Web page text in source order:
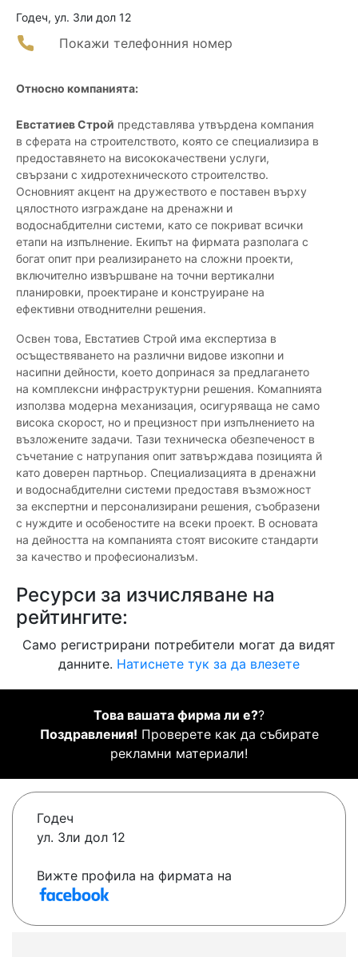
Годеч, ул. Зли дол 12
Покажи телефонния номер
Относно компанията:
Евстатиев Строй представлява утвърдена компания
в сферата на строителството, която се специализира в
предоставянето на висококачествени услуги,
свързани с хидротехническото строителство.
Основният акцент на дружеството е поставен върху
цялостното изграждане на дренажни и
водоснабдителни системи, като се покриват всички
етапи на изпълнение. Екипът на фирмата разполага с
богат опит при реализирането на сложни проекти,
включително извършване на точни вертикални
планировки, проектиране и конструиране на
ефективни отводнителни решения.
Освен това, Евстатиев Строй има експертиза в
осъществяването на различни видове изкопни и
насипни дейности, което допринася за предлагането
на комплексни инфраструктурни решения. Комапнията
използва модерна механизация, осигуряваща не само
висока скорост, но и прецизност при изпълнението на
възложените задачи. Тази техническа обезпеченост в
съчетание с натрупания опит затвърждава позицията й
като доверен партньор. Специализацията в дренажни
и водоснабдителни системи предоставя възможност
за експертни и персонализирани решения, съобразени
с нуждите и особеностите на всеки проект. В основата
на дейността на компанията стоят високите стандарти
за качество и професионализъм.
Ресурси за изчисляване на
рейтингите:
Само регистрирани потребители могат да видят
данните. Натиснете тук за да влезете
Това вашата фирма ли е??
Поздравления! Проверете как да събирате
рекламни материали!
Годеч
ул. Зли дол 12
Вижте профила на фирмата на